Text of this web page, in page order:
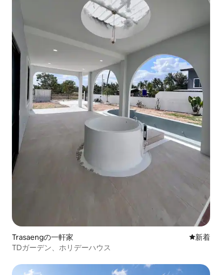
Trasaengの一軒家 新しい宿
新着
TDガーデン、ホリデーハウス